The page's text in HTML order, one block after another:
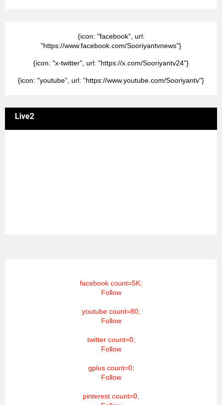
{icon: "facebook", url:
"https://www.facebook.com/Sooriyantvnews"}
{icon: "x-twitter", url: "https://x.com/Sooriyantv24"}
{icon: "youtube", url: "https://www.youtube.com/Sooriyantv"}
Live2
facebook count=5K;
Follow
youtube count=80;
Follow
twitter count=0;
Follow
gplus count=0;
Follow
pinterest count=0;